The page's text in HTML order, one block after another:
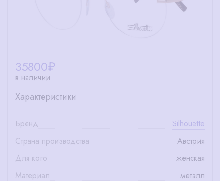
35800₽
в наличии
Характеристики
Бренд
Silhouette
Страна производства
Австрия
Для кого
женская
Материал
металл